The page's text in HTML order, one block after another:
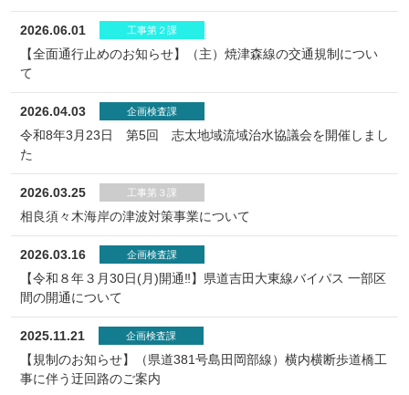
2026.06.01 工事第２課
【全面通行止めのお知らせ】（主）焼津森線の交通規制につい
て
2026.04.03 企画検査課
令和8年3月23日 第5回 志太地域流域治水協議会を開催しまし
た
2026.03.25 工事第３課
相良須々木海岸の津波対策事業について
2026.03.16 企画検査課
【令和８年３月30日(月)開通‼】県道吉田大東線バイパス 一部区
間の開通について
2025.11.21 企画検査課
【規制のお知らせ】（県道381号島田岡部線）横内横断歩道橋工
事に伴う迂回路のご案内